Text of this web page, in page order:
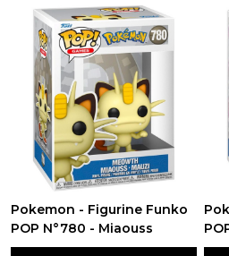
Pokemon - Figurine Funko
POP N°780 - Miaouss
-Figurine Funko Pop Pokemon -